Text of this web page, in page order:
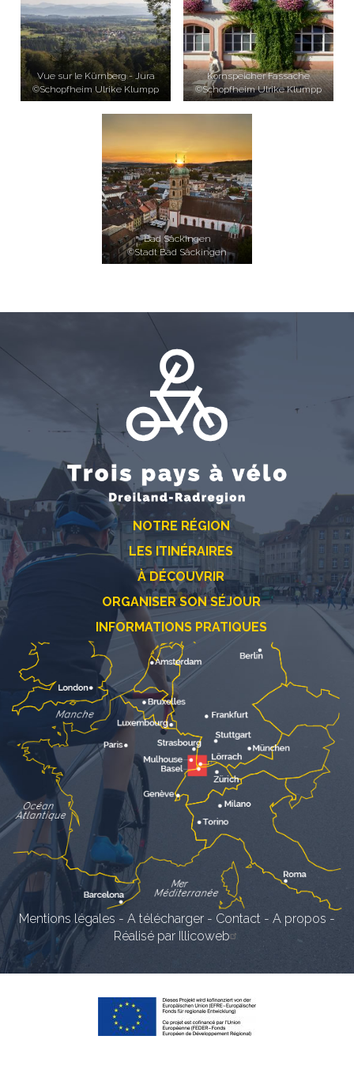
Vue sur le Kürnberg - Jura
©Schopfheim Ulrike Klumpp
Kornspeicher Fassache
©Schopfheim Ulrike Klumpp
Bad Säckingen
©Stadt Bad Säckingen
NOTRE RÉGION
LES ITINÉRAIRES
À DÉCOUVRIR
ORGANISER SON SÉJOUR
INFORMATIONS PRATIQUES
Mentions légales - A télécharger - Contact - A propos -
Réalisé par Illicoweb